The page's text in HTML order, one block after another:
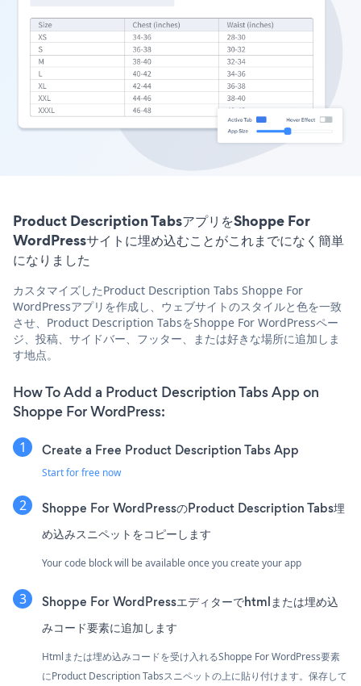
Product Description TabsアプリをShoppe For
WordPressサイトに埋め込むことがこれまでになく簡単
になりました
カスタマイズしたProduct Description Tabs Shoppe For
WordPressアプリを作成し、ウェブサイトのスタイルと色を一致
させ、Product Description TabsをShoppe For WordPressペー
ジ、投稿、サイドバー、フッター、または好きな場所に追加しま
す地点。
How To Add a Product Description Tabs App on
Shoppe For WordPress:
Create a Free Product Description Tabs App
Start for free now
Shoppe For WordPressのProduct Description Tabs埋
め込みスニペットをコピーします
Your code block will be available once you create your app
Shoppe For WordPressエディターでhtmlまたは埋め込
みコード要素に追加します
Htmlまたは埋め込みコードを受け入れるShoppe For WordPress要素
にProduct Description Tabsスニペットの上に貼り付けます。保存して